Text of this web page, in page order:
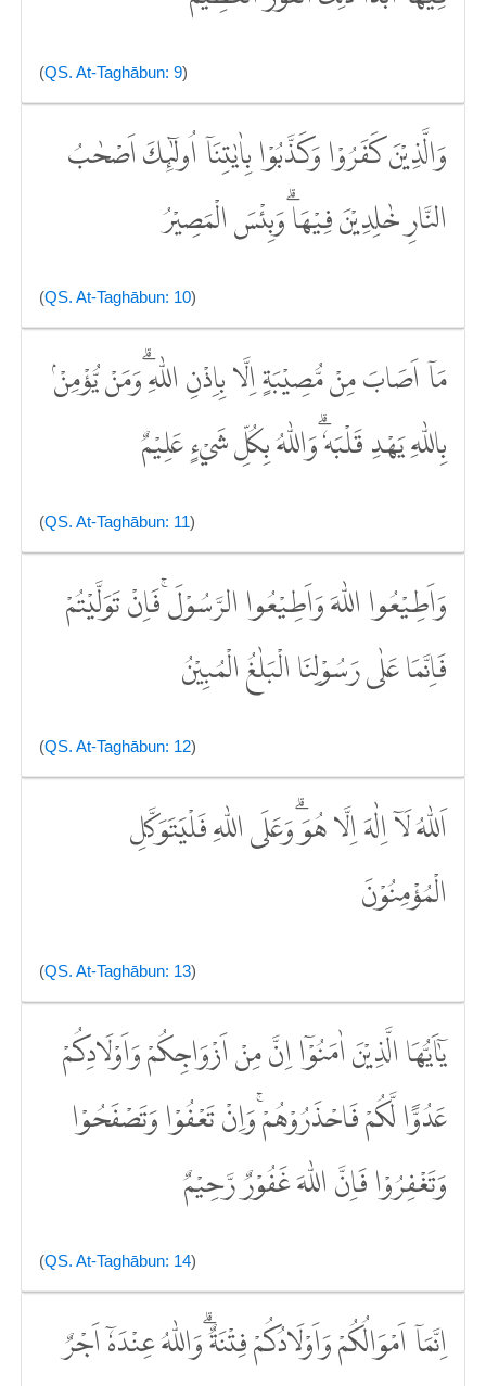
(QS. At-Taghābun: 9)
وَالَّذِيْنَ كَفَرُوْا وَكَذَّبُوْا بِاٰيٰتِنَآ اُولٰۤىِٕكَ اَصْحٰبُ
النَّارِ خٰلِدِيْنَ فِيْهَاۗ وَبِئْسَ الْمَصِيْرُ
(QS. At-Taghābun: 10)
مَآ اَصَابَ مِنْ مُّصِيْبَةٍ اِلَّا بِاِذْنِ اللّٰهِ ۗوَمَنْ يُّؤْمِنْۢ
بِاللّٰهِ يَهْدِ قَلْبَهٗ ۗوَاللّٰهُ بِكُلِّ شَيْءٍ عَلِيْمٌ
(QS. At-Taghābun: 11)
وَاَطِيْعُوا اللّٰهَ وَاَطِيْعُوا الرَّسُوْلَۚ فَاِنْ تَوَلَّيْتُمْ
فَاِنَّمَا عَلٰى رَسُوْلِنَا الْبَلٰغُ الْمُبِيْنُ
(QS. At-Taghābun: 12)
اَللّٰهُ لَآ اِلٰهَ اِلَّا هُوَۗ وَعَلَى اللّٰهِ فَلْيَتَوَكَّلِ
الْمُؤْمِنُوْنَ
(QS. At-Taghābun: 13)
يٰٓاَيُّهَا الَّذِيْنَ اٰمَنُوْٓا اِنَّ مِنْ اَزْوَاجِكُمْ وَاَوْلَادِكُمْ
عَدُوًّا لَّكُمْ فَاحْذَرُوْهُمْۚ وَاِنْ تَعْفُوْا وَتَصْفَحُوْا
وَتَغْفِرُوْا فَاِنَّ اللّٰهَ غَفُوْرٌ رَّحِيْمٌ
(QS. At-Taghābun: 14)
اِنَّمَآ اَمْوَالُكُمْ وَاَوْلَادُكُمْ فِتْنَةٌ ۗوَاللّٰهُ عِنْدَهٗٓ اَجْرٌ